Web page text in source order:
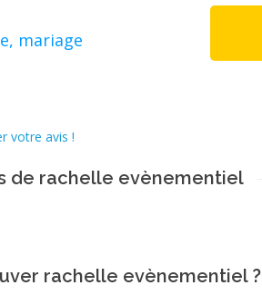
mariage
votre avis !
de rachelle evènementiel
rachelle evènementiel ?